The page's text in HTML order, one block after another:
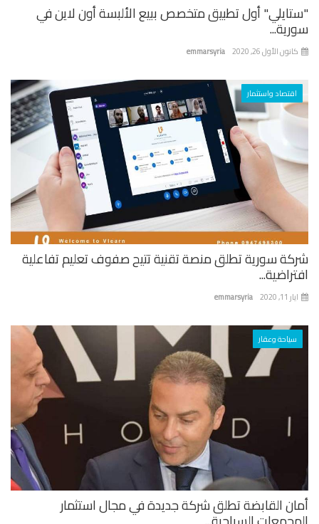
أول تطبيق متخصص ببيع الألبسة أون لاين في
emmarsyria الأول 26, 2020
اقتصاد واستثمار
سورية تطلق منصة تقنية تتيح صفوف تعليم تفاعلية
emmarsyria
سياحة وعقار
القابضة تطلق شركة جديدة في مجال استثمار